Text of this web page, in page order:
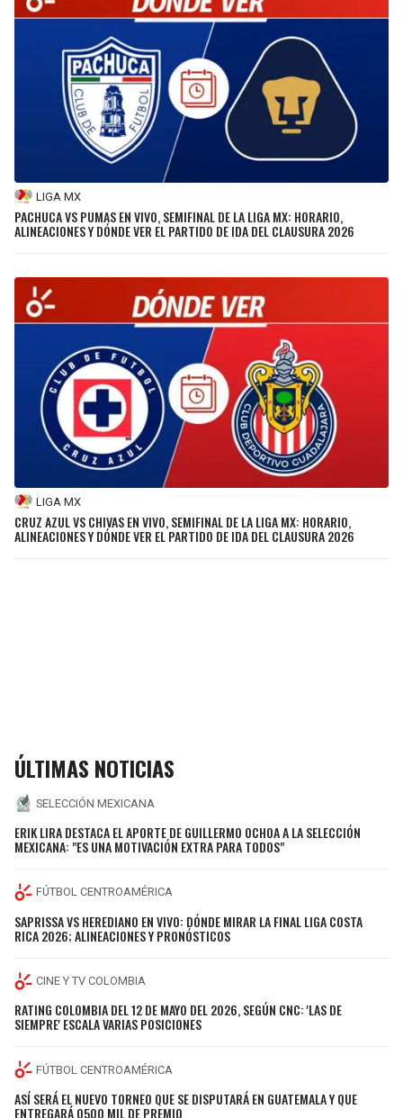
LIGA MX
PACHUCA VS PUMAS EN VIVO, SEMIFINAL DE LA LIGA MX: HORARIO,
ALINEACIONES Y DÓNDE VER EL PARTIDO DE IDA DEL CLAUSURA 2026
LIGA MX
CRUZ AZUL VS CHIVAS EN VIVO, SEMIFINAL DE LA LIGA MX: HORARIO,
ALINEACIONES Y DÓNDE VER EL PARTIDO DE IDA DEL CLAUSURA 2026
ÚLTIMAS NOTICIAS
SELECCIÓN MEXICANA
ERIK LIRA DESTACA EL APORTE DE GUILLERMO OCHOA A LA SELECCIÓN
MEXICANA: "ES UNA MOTIVACIÓN EXTRA PARA TODOS"
FÚTBOL CENTROAMÉRICA
SAPRISSA VS HEREDIANO EN VIVO: DÓNDE MIRAR LA FINAL LIGA COSTA
RICA 2026; ALINEACIONES Y PRONÓSTICOS
CINE Y TV COLOMBIA
RATING COLOMBIA DEL 12 DE MAYO DEL 2026, SEGÚN CNC: 'LAS DE
SIEMPRE' ESCALA VARIAS POSICIONES
FÚTBOL CENTROAMÉRICA
ASÍ SERÁ EL NUEVO TORNEO QUE SE DISPUTARÁ EN GUATEMALA Y QUE
ENTREGARÁ Q500 MIL DE PREMIO